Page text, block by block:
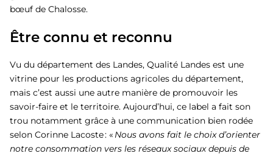
bœuf de Chalosse.
Être connu et reconnu
Vu du département des Landes, Qualité Landes est une
vitrine pour les productions agricoles du département,
mais c’est aussi une autre manière de promouvoir les
savoir-faire et le territoire. Aujourd’hui, ce label a fait son
trou notamment grâce à une communication bien rodée
selon Corinne Lacoste : « Nous avons fait le choix d’orienter
notre consommation vers les réseaux sociaux depuis de